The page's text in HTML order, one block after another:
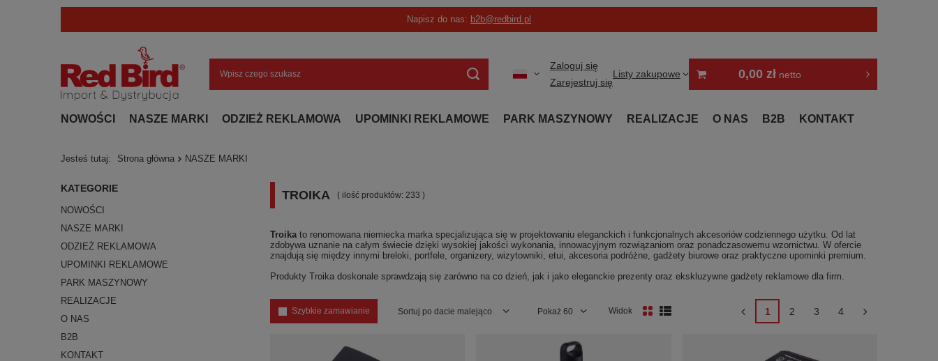
Napisz do nas: b2b@redbird.pl
Zaloguj się
Zarejestruj się
Listy zakupowe 0,00 zł netto
NOWOŚCI NASZE MARKI ODZIEŻ REKLAMOWA UPOMINKI REKLAMOWE PARK MASZYNOWY REALIZACJE O NAS B2B KONTAKT
Jesteś tutaj: Strona główna NASZE MARKI
KATEGORIE
NOWOŚCI
NASZE MARKI
ODZIEŻ REKLAMOWA
UPOMINKI REKLAMOWE
PARK MASZYNOWY
REALIZACJE
O NAS
B2B
KONTAKT
TROIKA ( ilość produktów: 233 )
Troikato renomowana niemiecka marka specjalizująca się w projektowaniu eleganckich i funkcjonalnych akcesoriów codziennego użytku. Od lat
zdobywa uznanie na całym świecie dzięki wysokiej jakości wykonania, innowacyjnym rozwiązaniom oraz ponadczasowemu wzornictwu. W ofercie
znajdują się między innymi breloki, portfele, organizery, wizytowniki, etui, akcesoria podróżne, gadżety biurowe oraz praktyczne upominki premium.
Produkty Troika doskonale sprawdzają się zarówno na co dzień, jak i jako eleganckie prezenty oraz ekskluzywne gadżety reklamowe dla firm.
Szybkie zamawianie Zmień sortowanie
Sortuj po dacie malejąco Zmień ilość wyświetlanych produktów
Pokaż 60 Widok 1 2 3 4